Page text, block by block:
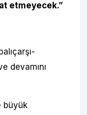
etmeyecek.”
devamını
büyük